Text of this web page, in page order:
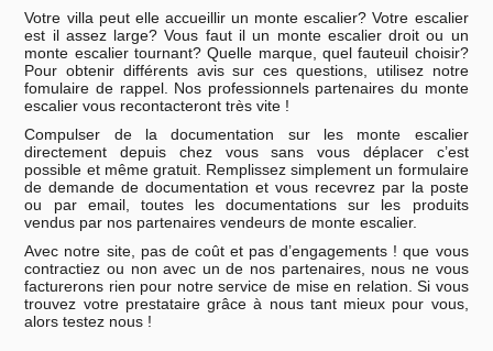
Votre villa peut elle accueillir un monte escalier? Votre escalier
est il assez large? Vous faut il un monte escalier droit ou un
monte escalier tournant? Quelle marque, quel fauteuil choisir?
Pour obtenir différents avis sur ces questions, utilisez notre
fomulaire de rappel. Nos professionnels partenaires du monte
escalier vous recontacteront très vite !
Compulser de la documentation sur les monte escalier
directement depuis chez vous sans vous déplacer c’est
possible et même gratuit. Remplissez simplement un formulaire
de demande de documentation et vous recevrez par la poste
ou par email, toutes les documentations sur les produits
vendus par nos partenaires vendeurs de monte escalier.
Avec notre site, pas de coût et pas d’engagements ! que vous
contractiez ou non avec un de nos partenaires, nous ne vous
facturerons rien pour notre service de mise en relation. Si vous
trouvez votre prestataire grâce à nous tant mieux pour vous,
alors testez nous !